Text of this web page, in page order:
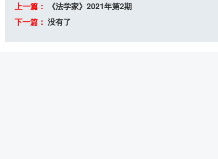
上一篇：
《法学家》2021年第2期
下一篇： 没有了